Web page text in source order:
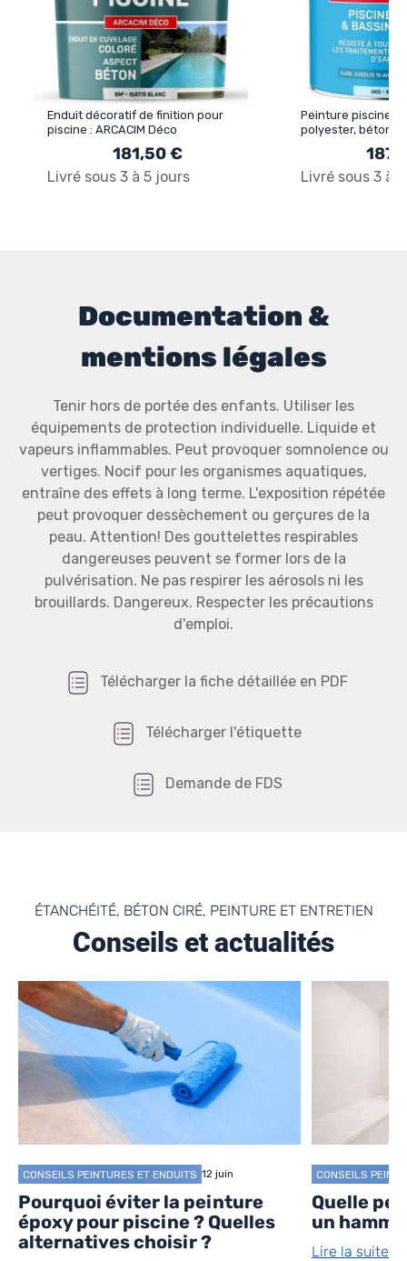
Enduit décoratif de finition pour
piscine : ARCACIM Déco
181,50 €
Livré sous 3 à 5 jours
Peinture piscine
polyester, béton -
Livré sous 3 à
Documentation &
mentions légales
Tenir hors de portée des enfants. Utiliser les
équipements de protection individuelle. Liquide et
vapeurs inflammables. Peut provoquer somnolence ou
vertiges. Nocif pour les organismes aquatiques,
entraîne des effets à long terme. L'exposition répétée
peut provoquer dessèchement ou gerçures de la
peau. Attention! Des gouttelettes respirables
dangereuses peuvent se former lors de la
pulvérisation. Ne pas respirer les aérosols ni les
brouillards. Dangereux. Respecter les précautions
d'emploi.
Télécharger la fiche détaillée en PDF
Télécharger l'étiquette
Demande de FDS
ÉTANCHÉITÉ, BÉTON CIRÉ, PEINTURE ET ENTRETIEN
Conseils et actualités
CONSEILS PEINTURES ET ENDUITS 12 juin
Pourquoi éviter la peinture
époxy pour piscine ? Quelles
alternatives choisir ?
CONSEILS
Quelle
un
Lire la suite